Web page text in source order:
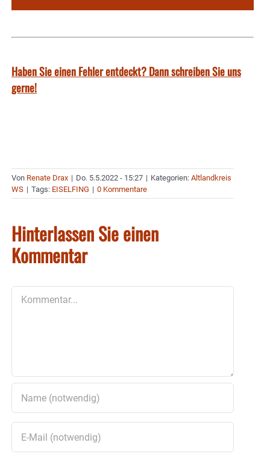
Haben Sie einen Fehler entdeckt? Dann schreiben Sie uns
gerne!
Von Renate Drax | Do. 5.5.2022 - 15:27 | Kategorien: Altlandkreis
WS | Tags: EISELFING | 0 Kommentare
Hinterlassen Sie einen
Kommentar